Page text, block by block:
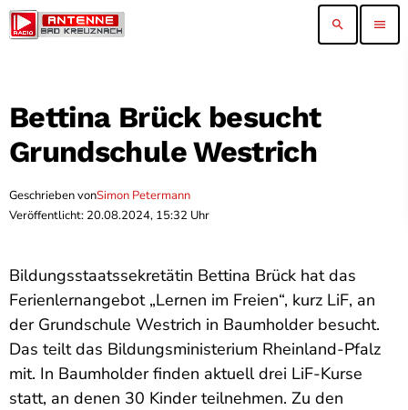
search menu
Bettina Brück besucht
Grundschule Westrich
Geschrieben vonSimon Petermann
Veröffentlicht: 20.08.2024, 15:32 Uhr
Bildungsstaatssekretätin Bettina Brück hat das
Ferienlernangebot „Lernen im Freien“, kurz LiF, an
der Grundschule Westrich in Baumholder besucht.
Das teilt das Bildungsministerium Rheinland-Pfalz
mit. In Baumholder finden aktuell drei LiF-Kurse
statt, an denen 30 Kinder teilnehmen. Zu den